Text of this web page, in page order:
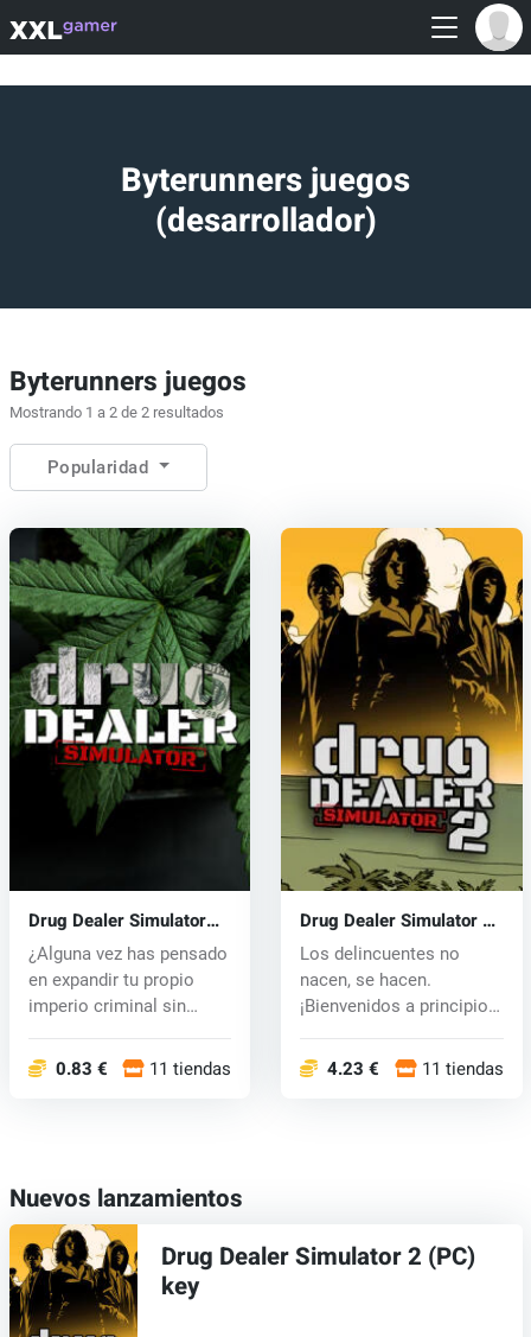
Byterunners juegos
(desarrollador)
Byterunners juegos
Mostrando 1 a 2 de 2 resultados
Popularidad
Drug Dealer Simulator
(PC) key
¿Alguna vez has pensado
en expandir tu propio
imperio criminal sin
0.83 € 11 tiendas
Drug Dealer Simulator 2
(PC) key
Los delincuentes no
nacen, se hacen.
¡Bienvenidos a principios
4.23 € 11 tiendas
Nuevos lanzamientos
Drug Dealer Simulator 2 (PC)
key